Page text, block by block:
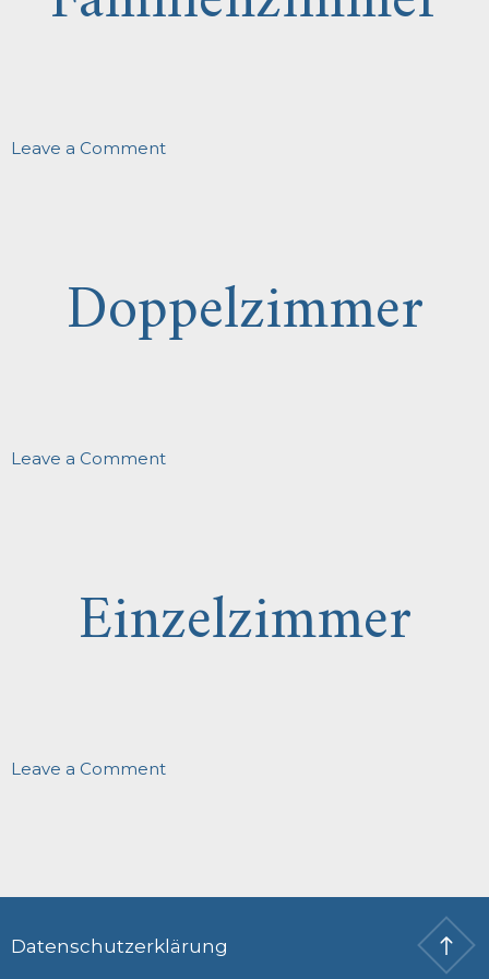
Leave a Commenton
Doppelzimmer
Leave a Commenton
Einzelzimmer
Leave a Commenton
Datenschutzerklärung